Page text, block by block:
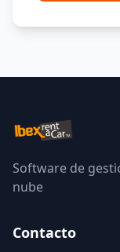
Software de
nube
Contacto